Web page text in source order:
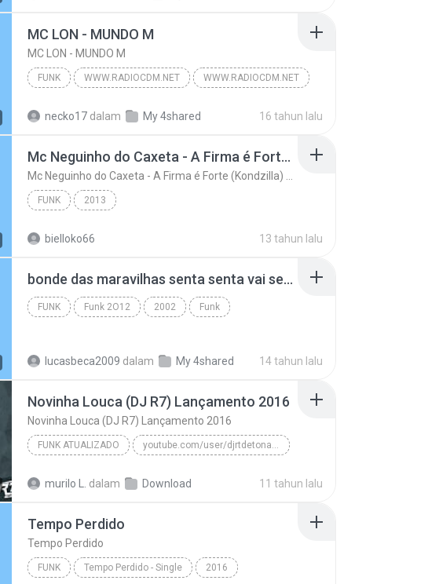
MC LON - MUNDO M
MC LON - MUNDO M
FUNK WWW.RADIOCDM.NET WWW.RADIOCDM.NET
necko17 dalam My 4shared 16 tahun lalu
Mc Neguinho do Caxeta - A Firma é Forte (Kondzilla) Lançamento 2013
FUNK 2013
bielloko66 13 tahun lalu
bonde das maravilhas senta senta vai senta.mp3
FUNK Funk 2O12 2002 Funk
lucasbeca2009 dalam My 4shared 14 tahun lalu
Novinha Louca (DJ R7) Lançamento 2016
Novinha Louca (DJ R7) Lançamento 2016
FUNK ATUALIZADO youtube.com/user/djrtdetonafunk
murilo L. dalam Download 11 tahun lalu
Tempo Perdido
Tempo Perdido
FUNK Tempo Perdido - Single 2016